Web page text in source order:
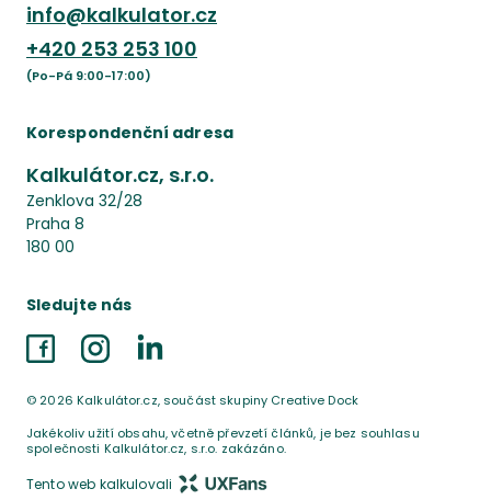
info@kalkulator.cz
+420 253 253 100
(Po-Pá 9:00-17:00)
Korespondenční adresa
Kalkulátor.cz, s.r.o.
Zenklova 32/28
Praha 8
180 00
Sledujte nás
FacebookInstagramLinkedIn
© 2026 Kalkulátor.cz, součást skupiny Creative Dock
Jakékoliv užití obsahu, včetně převzetí článků, je bez souhlasu
společnosti Kalkulátor.cz, s.r.o. zakázáno.
Tento web kalkulovali